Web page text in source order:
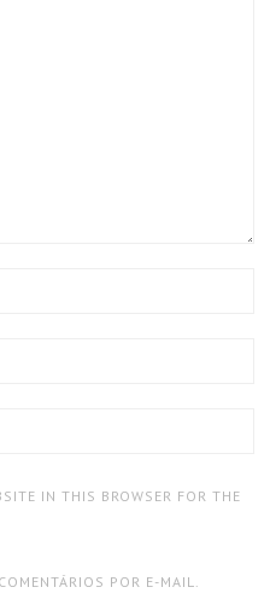
IN THIS BROWSER FOR THE
POR E-MAIL.